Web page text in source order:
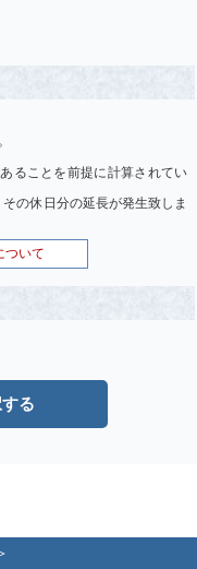
ることを前提に計算されてい
の休日分の延長が発生致しま
ついて
る